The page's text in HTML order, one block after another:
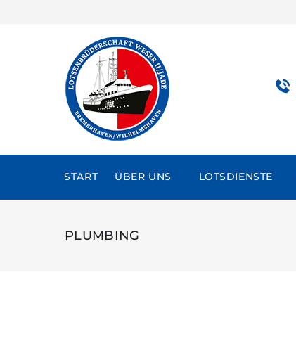
START ÜBER UNS LOTSDIENSTE
PLUMBING